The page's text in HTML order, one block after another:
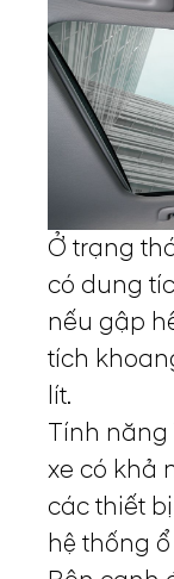
Ở trạng
có dung
nếu gập
tích
lít.
Tính năng
xe có khả
các thiết
hệ thống